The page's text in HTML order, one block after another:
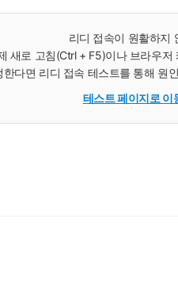
리디 접속이 원활하지
새로 고침(Ctrl + F5)이나 브라우저
다면 리디 접속 테스트를 통해 원
테스트 페이지로 이